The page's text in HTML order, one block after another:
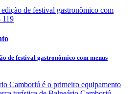
de festival gastronômico com menus